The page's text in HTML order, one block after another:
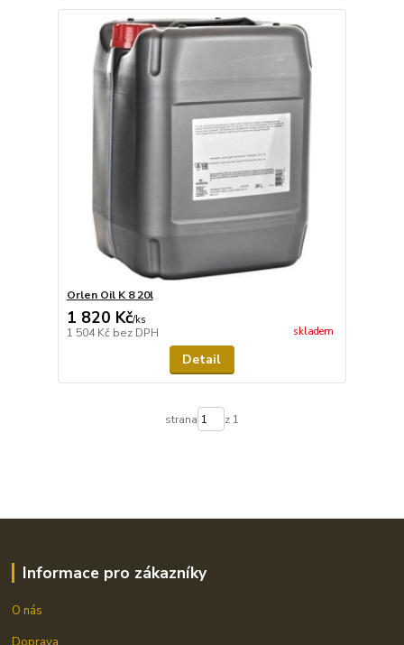
Orlen Oil K 8 20l
1 820 Kč/ks
1 504 Kč bez DPH skladem
Detail
strana z 1
Informace pro zákazníky
O nás